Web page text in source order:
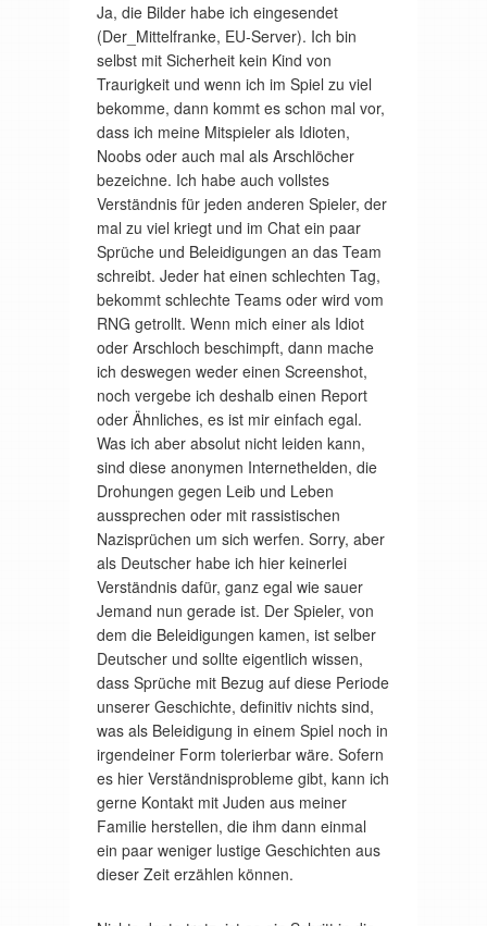
Ja, die Bilder habe ich eingesendet
(Der_Mittelfranke, EU-Server). Ich bin
selbst mit Sicherheit kein Kind von
Traurigkeit und wenn ich im Spiel zu viel
bekomme, dann kommt es schon mal vor,
dass ich meine Mitspieler als Idioten,
Noobs oder auch mal als Arschlöcher
bezeichne. Ich habe auch vollstes
Verständnis für jeden anderen Spieler, der
mal zu viel kriegt und im Chat ein paar
Sprüche und Beleidigungen an das Team
schreibt. Jeder hat einen schlechten Tag,
bekommt schlechte Teams oder wird vom
RNG getrollt. Wenn mich einer als Idiot
oder Arschloch beschimpft, dann mache
ich deswegen weder einen Screenshot,
noch vergebe ich deshalb einen Report
oder Ähnliches, es ist mir einfach egal.
Was ich aber absolut nicht leiden kann,
sind diese anonymen Internethelden, die
Drohungen gegen Leib und Leben
aussprechen oder mit rassistischen
Nazisprüchen um sich werfen. Sorry, aber
als Deutscher habe ich hier keinerlei
Verständnis dafür, ganz egal wie sauer
Jemand nun gerade ist. Der Spieler, von
dem die Beleidigungen kamen, ist selber
Deutscher und sollte eigentlich wissen,
dass Sprüche mit Bezug auf diese Periode
unserer Geschichte, definitiv nichts sind,
was als Beleidigung in einem Spiel noch in
irgendeiner Form tolerierbar wäre. Sofern
es hier Verständnisprobleme gibt, kann ich
gerne Kontakt mit Juden aus meiner
Familie herstellen, die ihm dann einmal
ein paar weniger lustige Geschichten aus
dieser Zeit erzählen können.